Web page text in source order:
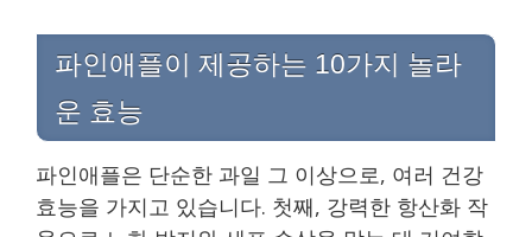
파인애플이 제공하는 10가지 놀라
운 효능
파인애플은 단순한 과일 그 이상으로, 여러 건강
효능을 가지고 있습니다. 첫째, 강력한 항산화 작